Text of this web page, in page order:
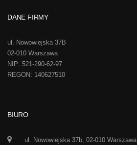
DANE FIRMY
ul. Nowowiejska 37B
02-010 Warszawa
NIP: 521-290-62-97
REGON: 140627510
BIURO
ul. Nowowiejska 37b, 02-010 Warszawa